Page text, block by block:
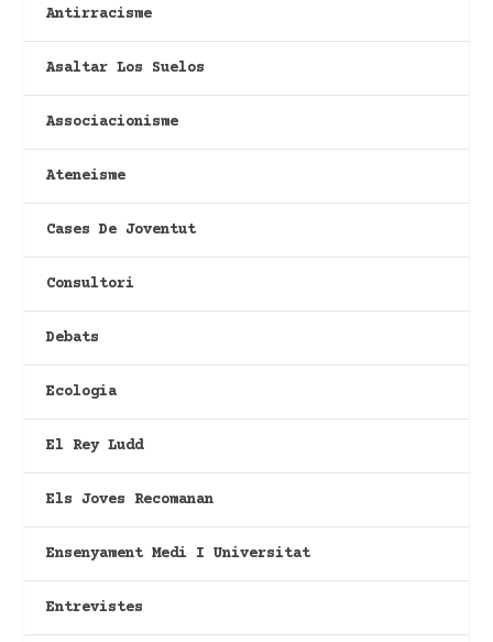
Antirracisme
Asaltar Los Suelos
Associacionisme
Ateneisme
Cases De Joventut
Consultori
Debats
Ecologia
El Rey Ludd
Els Joves Recomanan
Ensenyament Medi I Universitat
Entrevistes